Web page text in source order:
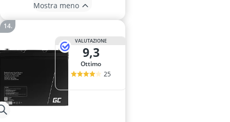
Mostra meno
VALUTAZIONE
9,3
Ottimo
25